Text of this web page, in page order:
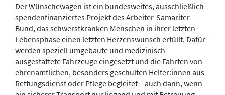
Der Wünschewagen ist ein bundesweites, ausschließlich
spendenfinanziertes Projekt des Arbeiter-Samariter-
Bund, das schwerstkranken Menschen in ihrer letzten
Lebensphase einen letzten Herzenswunsch erfüllt. Dafür
werden speziell umgebaute und medizinisch
ausgestattete Fahrzeuge eingesetzt und die Fahrten von
ehrenamtlichen, besonders geschulten Helfer:innen aus
Rettungsdienst oder Pflege begleitet – auch dann, wenn